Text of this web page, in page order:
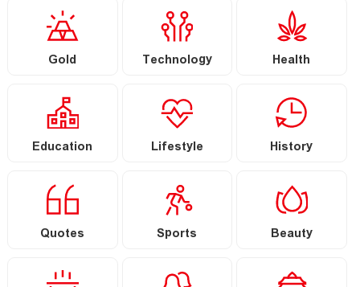
Gold Technology Health
Education Lifestyle History
Quotes Sports Beauty